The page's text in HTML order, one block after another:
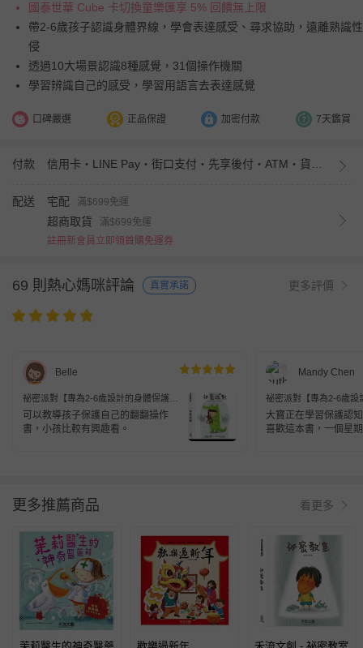
國泰世華 Cube 卡切換童樂匯享 5% 回饋無上限
帶2-6歲孩子認識身體界線，學會表達感受、尋求協助，遠離熟識性
侵
透過10大場景認識8種感覺，31個操作機關
學習辨識自己的感受，學習用語言去表達感覺
口碑嚴選 正品保證 加密付款 7天鑑賞
付款
配送 宅配 滿$699免運
超商取貨
滿$699免運
註冊新會員立即領首購免運券
69 則熱心媽咪評論 真實承諾 更多評價
Belle
祕密派對【專為2-6歲設計的身體保護翻
翻書】-專業社工x兒童心理
可以教導孩子保護自己的翻翻操作
書，小孩比較有興趣看。
Mandy Chen
祕密派對【專為2-6歲設
翻書】-專業社工x兒童
大寶正在學習保護認
喜歡這本書，一個星
更多推薦商品 看更多